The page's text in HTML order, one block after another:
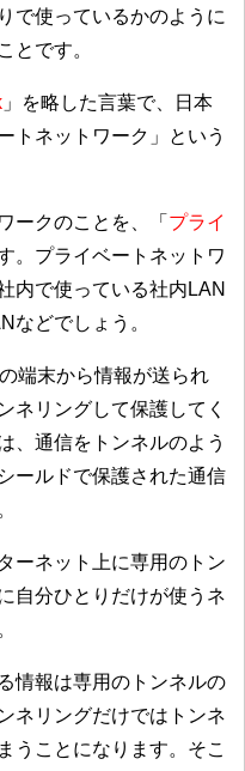
で使っているかのように
とです。
」を略した言葉で、日本
トネットワーク 」という
ークのことを、「 プライ
。プライベートネットワ
内で使っている社内LAN
などでしょう。
端末から情報が送られ
ネリングして保護してく
、通信をトンネルのよう
ールドで保護された通信
ーネット上に専用のトン
自分ひとりだけが使うネ
情報は専用のトンネルの
ネリングだけではトンネ
うことになります。そこ